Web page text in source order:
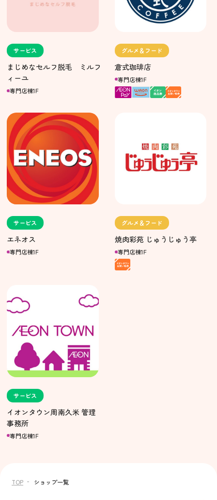
サービス
まじめなセルフ脱毛 ミルフ
ィーユ
専門店棟1F
グルメ＆フード
倉式珈琲店
専門店棟1F
サービス
エネオス
専門店棟1F
グルメ＆フード
焼肉彩苑 じゅうじゅう亭
専門店棟1F
サービス
イオンタウン周南久米 管理
事務所
専門店棟1F
TOP ショップ一覧